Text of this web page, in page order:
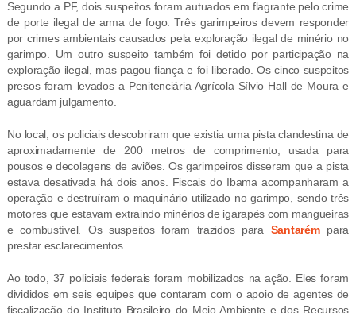
Segundo a PF, dois suspeitos foram autuados em flagrante pelo crime
de porte ilegal de arma de fogo. Três garimpeiros devem responder
por crimes ambientais causados pela exploração ilegal de minério no
garimpo. Um outro suspeito também foi detido por participação na
exploração ilegal, mas pagou fiança e foi liberado. Os cinco suspeitos
presos foram levados a Penitenciária Agrícola Sílvio Hall de Moura e
aguardam julgamento.
No local, os policiais descobriram que existia uma pista clandestina de
aproximadamente de 200 metros de comprimento, usada para
pousos e decolagens de aviões. Os garimpeiros disseram que a pista
estava desativada há dois anos. Fiscais do Ibama acompanharam a
operação e destruíram o maquinário utilizado no garimpo, sendo três
motores que estavam extraindo minérios de igarapés com mangueiras
e combustível. Os suspeitos foram trazidos para Santarémpara
prestar esclarecimentos.
Ao todo, 37 policiais federais foram mobilizados na ação. Eles foram
divididos em seis equipes que contaram com o apoio de agentes de
fiscalização do Instituto Brasileiro do Meio Ambiente e dos Recursos